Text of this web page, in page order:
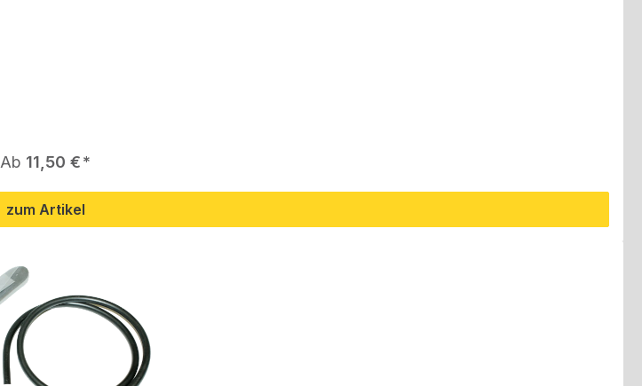
Regulärer Preis:
Ab 11,50 €
zum Artikel